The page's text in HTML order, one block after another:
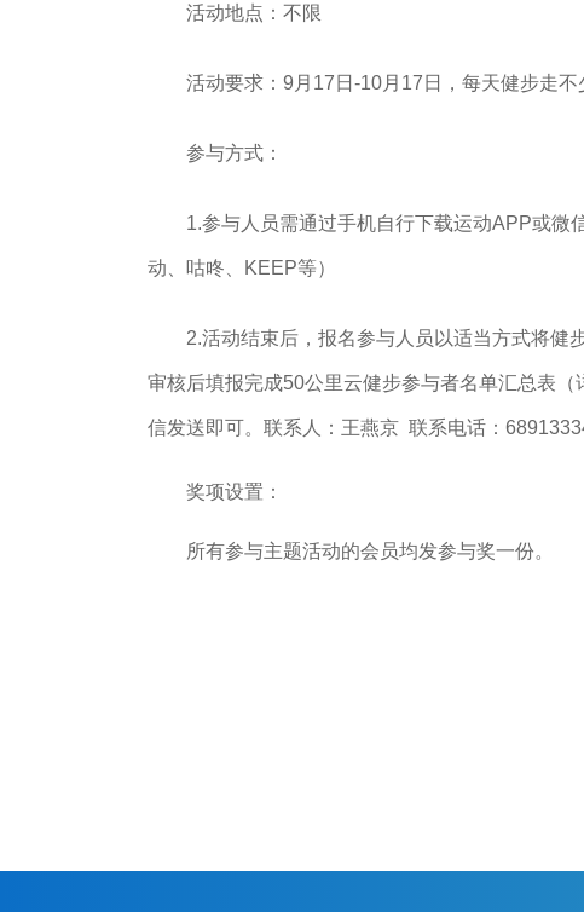
活动地点：不限
活动要求：9月17日-10月17日，每天健步走
参与方式：
1.参与人员需通过手机自行下载运动APP或微
动、咕咚、KEEP等）
2.活动结束后，报名参与人员以适当方式将健
审核后填报完成50公里云健步参与者名单汇总表
信发送即可。联系人：王燕京 联系电话：
奖项设置：
所有参与主题活动的会员均发参与奖一份。